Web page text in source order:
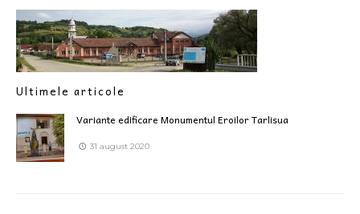
Ultimele articole
Variante edificare Monumentul Eroilor Tarlisua
31 august 2020